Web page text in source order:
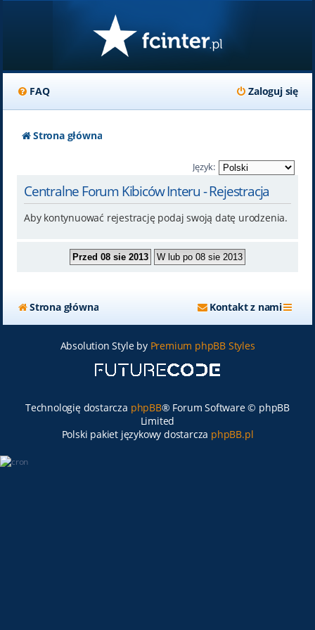
FAQ Zaloguj się
Strona główna
Język:
Centralne Forum Kibiców Interu - Rejestracja
Aby kontynuować rejestrację podaj swoją datę urodzenia.
Strona główna Kontakt z nami
Absolution Style by Premium phpBB Styles
Technologię dostarcza phpBB® Forum Software © phpBB
Limited
Polski pakiet językowy dostarcza phpBB.pl